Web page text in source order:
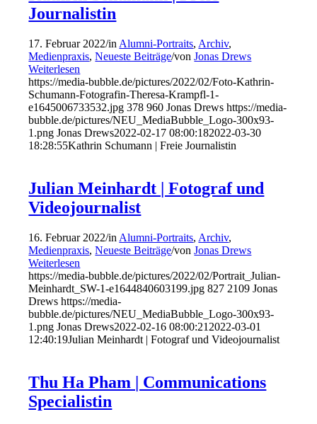
Journalistin
17. Februar 2022/in Alumni-Portraits, Archiv,
Medienpraxis,Neueste Beiträge/vonJonas Drews
Weiterlesen
https://media-bubble.de/pictures/2022/02/Foto-Kathrin-
Schumann-Fotografin-Theresa-Krampfl-1-
e1645006733532.jpg 378 960 Jonas Drews https://media-
bubble.de/pictures/NEU_MediaBubble_Logo-300x93-
1.png Jonas Drews2022-02-17 08:00:182022-03-30
18:28:55Kathrin Schumann | Freie Journalistin
Julian Meinhardt | Fotograf und
Videojournalist
16. Februar 2022/in Alumni-Portraits, Archiv,
Medienpraxis,Neueste Beiträge/vonJonas Drews
Weiterlesen
https://media-bubble.de/pictures/2022/02/Portrait_Julian-
Meinhardt_SW-1-e1644840603199.jpg 827 2109 Jonas
Drews https://media-
bubble.de/pictures/NEU_MediaBubble_Logo-300x93-
1.png Jonas Drews2022-02-16 08:00:21 2022-03-01
12:40:19Julian Meinhardt | Fotograf und Videojournalist
Thu Ha Pham | Communications
Specialistin